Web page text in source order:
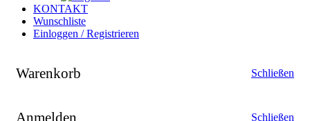
KONTAKT
Wunschliste
Einloggen / Registrieren
Warenkorb Schließen
Anmelden Schließen